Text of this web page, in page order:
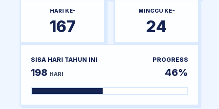
HARI KE-
167
MINGGU KE-
24
SISA HARI TAHUN INI
198 HARI
PROGRESS
46%